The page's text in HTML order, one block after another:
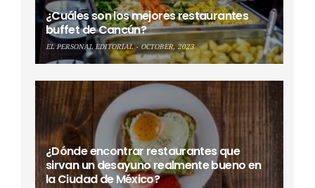
¿Cuáles son los mejores restaurantes
buffet de Cancún?
EL PERSONAL EDITORIAL OCTOBER, 2023
¿Dónde encontrar restaurantes que
sirvan un desayuno realmente bueno en
la Ciudad de México?